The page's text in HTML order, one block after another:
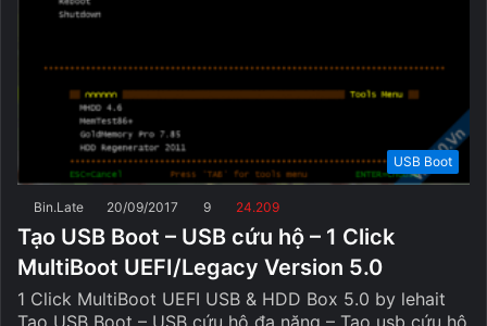
USB Boot
Bin.Late 20/09/2017 9 24.209
Tạo USB Boot – USB cứu hộ – 1 Click
MultiBoot UEFI/Legacy Version 5.0
1 Click MultiBoot UEFI USB & HDD Box 5.0 by lehait
Tạo USB Boot – USB cứu hộ đa năng – Tạo usb cứu hộ